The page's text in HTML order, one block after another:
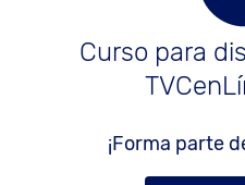
Curso para
¡Forma parte